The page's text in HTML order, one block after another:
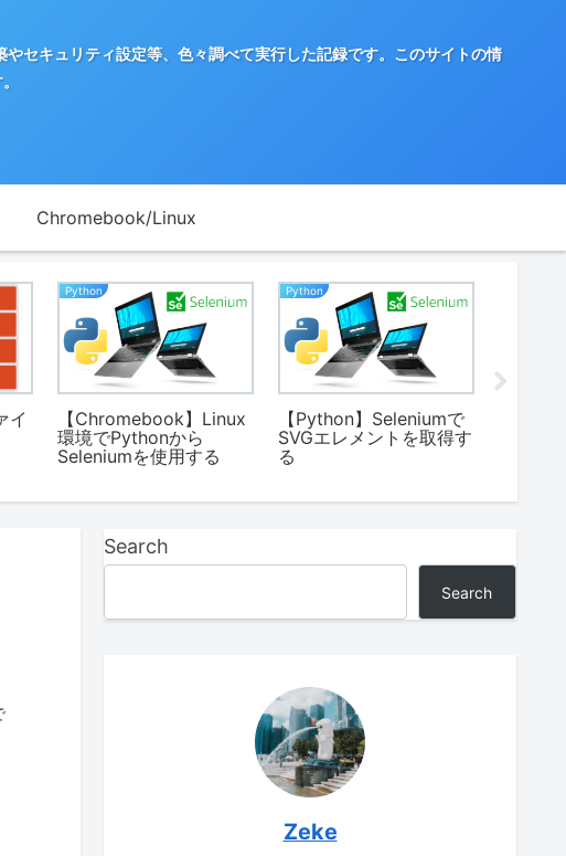
セキュリティ設定等、色々調べて実行した記録です。このサイトの情
Chromebook/Linux
イ
Python
【Chromebook】Linux
環境でPythonから
Seleniumを使用する
Python
【Python】Seleniumで
SVGエレメントを取得す
る
Search
Search
Zeke